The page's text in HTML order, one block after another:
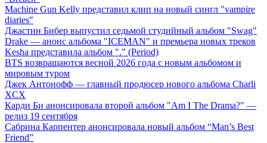
Machine Gun Kelly представил клип на новый сингл "vampire
diaries"
Джастин Бибер выпустил седьмой студийный альбом "Swag"
Drake — анонс альбома "ICEMAN" и премьера новых треков
Kesha представила альбом "." (Period)
BTS возвращаются весной 2026 года с новым альбомом и
мировым туром
Джек Антонофф — главный продюсер нового альбома Charli
XCX
Карди Би анонсировала второй альбом "Am I The Drama?" —
релиз 19 сентября
Сабрина Карпентер анонсировала новый альбом “Man’s Best
Friend”